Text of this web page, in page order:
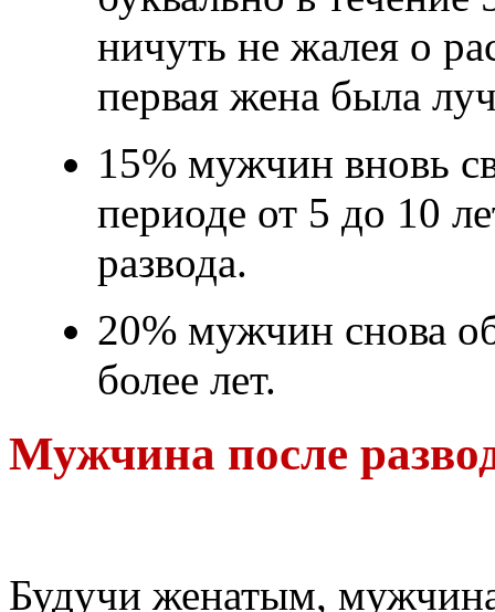
ничуть не жалея о
первая жена была
15% мужчин вновь
периоде от 5 до 10
развода.
20% мужчин снова
более лет.
Мужчина после
Будучи женатым,